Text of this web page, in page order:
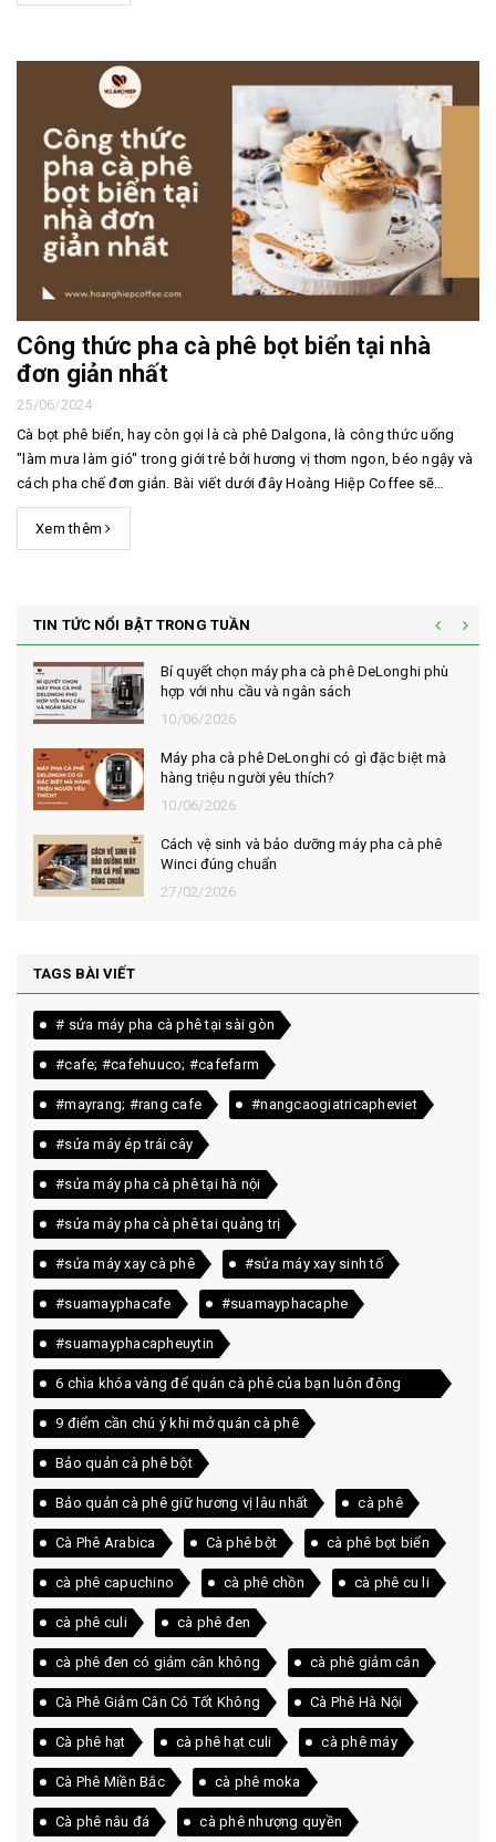
Công thức pha cà phê bọt biển tại nhà
đơn giản nhất
25/06/2024
Cà bọt phê biển, hay còn gọi là cà phê Dalgona, là công thức uống
"làm mưa làm gió" trong giới trẻ bởi hương vị thơm ngon, béo ngậy và
cách pha chế đơn giản. Bài viết dưới đây Hoàng Hiệp Coffee sẽ
hướng dẫn bạn công thức pha cà phê bọt biển tại nhà, cùng theo dõi
nhé. 1. Nguồn gốc của cà phê bọt ...
Xem thêm
TIN TỨC NỔI BẬT TRONG TUẦN
Bí quyết chọn máy pha cà phê DeLonghi phù
hợp với nhu cầu và ngân sách
10/06/2026
Máy pha cà phê DeLonghi có gì đặc biệt mà
hàng triệu người yêu thích?
10/06/2026
Cách vệ sinh và bảo dưỡng máy pha cà phê
Winci đúng chuẩn
27/02/2026
TAGS BÀI VIẾT
# sửa máy pha cà phê tại sài gòn
#cafe; #cafehuuco; #cafefarm
#mayrang; #rang cafe #nangcaogiatricapheviet
#sửa máy ép trái cây
#sửa máy pha cà phê tại hà nội
#sửa máy pha cà phê tai quảng trị
#sửa máy xay cà phê #sửa máy xay sinh tố
#suamayphacafe #suamayphacaphe
#suamayphacapheuytin
6 chìa khóa vàng để quán cà phê của bạn luôn đông
khách
9 điểm cần chú ý khi mở quán cà phê
Bảo quản cà phê bột
Bảo quản cà phê giữ hương vị lâu nhất cà phê
Cà Phê Arabica Cà phê bột cà phê bọt biển
cà phê capuchino cà phê chồn cà phê cu li
cà phê culi cà phê đen
cà phê đen có giảm cân không cà phê giảm cân
Cà Phê Giảm Cân Có Tốt Không Cà Phê Hà Nội
Cà phê hạt cà phê hạt culi cà phê máy
Cà Phê Miền Bắc cà phê moka
Cà phê nâu đá cà phê nhượng quyền